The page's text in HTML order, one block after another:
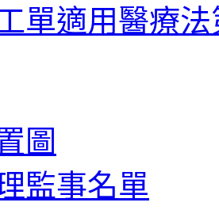
單適用醫療
圖
監事名單